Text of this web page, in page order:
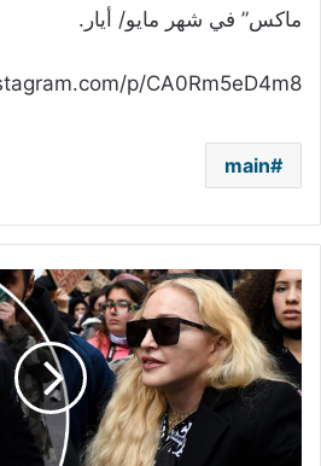
ماكس” في شهر مايو/ أيار.
p/CA0Rm5eD4m8/
main
بالصور
-
بعد
مقتل
جورج